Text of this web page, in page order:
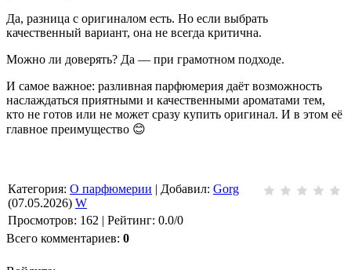
Да, разница с оригиналом есть. Но если выбрать
качественный вариант, она не всегда критична.
Можно ли доверять? Да — при грамотном подходе.
И самое важное: разливная парфюмерия даёт возможность
наслаждаться приятными и качественными ароматами тем,
кто не готов или не может сразу купить оригинал. И в этом её
главное преимущество 😊
Категория: О парфюмерии | Добавил: Gorg
(07.05.2026) W
Просмотров: 162 | Рейтинг: 0.0/0
Всего комментариев: 0